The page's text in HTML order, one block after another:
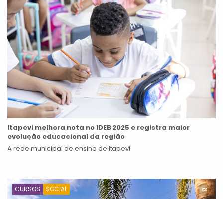
Itapevi melhora nota no IDEB 2025 e registra maior
evolução educacional da região
A rede municipal de ensino de Itapevi
CURSOS SOCIAL